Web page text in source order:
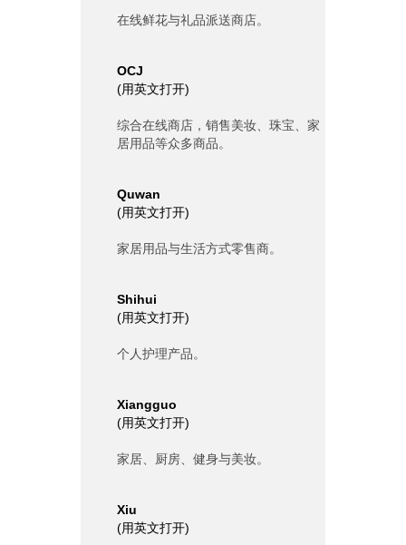
在线鲜花与礼品派送商店。
OCJ
(用英文打开)
综合在线商店，销售美妆、珠宝、家
居用品等众多商品。
Quwan
(用英文打开)
家居用品与生活方式零售商。
Shihui
(用英文打开)
个人护理产品。
Xiangguo
(用英文打开)
家居、厨房、健身与美妆。
Xiu
(用英文打开)